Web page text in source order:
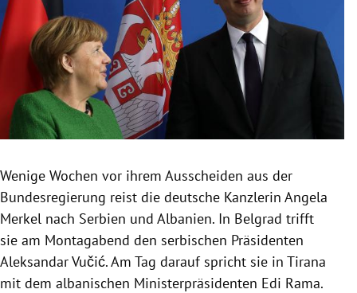
Untermenü
Untermenü
Untermenü
Untermenü
Untermenü
Wenige Wochen vor ihrem Ausscheiden aus der
Bundesregierung reist die deutsche Kanzlerin Angela
Merkel nach Serbien und Albanien. In Belgrad trifft
sie am Montagabend den serbischen Präsidenten
Aleksandar Vučić. Am Tag darauf spricht sie in Tirana
mit dem albanischen Ministerpräsidenten Edi Rama.